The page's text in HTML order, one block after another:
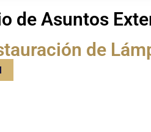
de Asuntos
de